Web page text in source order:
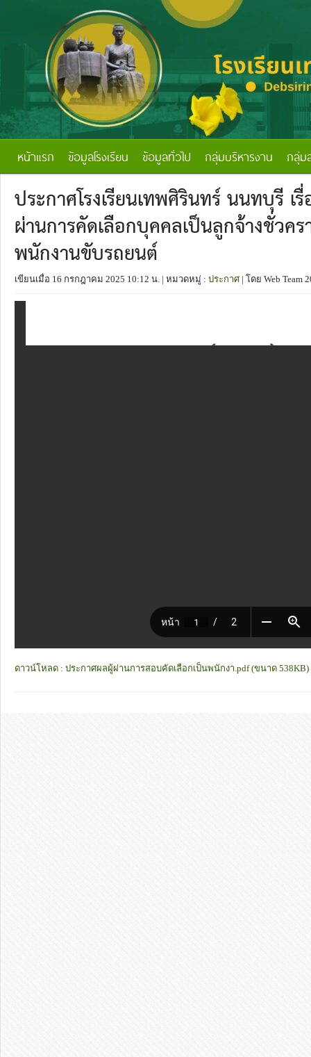
หน้าแรก ข้อมูลโรงเรียน ข้อมูลทั่วไป กลุ่มบริหารงาน กลุ่ม
ประกาศโรงเรียนเทพศิรินทร์ นนทบุรี
ผ่านการคัดเลือกบุคคลเป็นลูกจ้างชั่วค
พนักงานขับรถยนต์
เขียนเมื่อ 16 กรกฎาคม 2025 10:12 น. | หมวดหมู่ : ประกาศ | โดย Web Team
ดาวน์โหลด : ประกาศผลผู้ผ่านการสอบคัดเลือกเป็นพนักงา.pdf (ขนาด 538KB)